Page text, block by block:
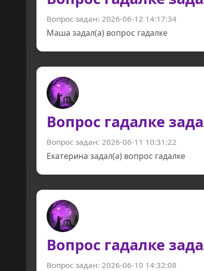
Вопрос задан: 2026-06-12 14:17:34
Маша задал(а) вопрос гадалке
Вопрос гадалке
Вопрос задан: 2026-06-11 10:31:22
Екатерина задал(а) вопрос гадалке
Вопрос гадалке
Вопрос задан: 2026-06-10 14:32:08